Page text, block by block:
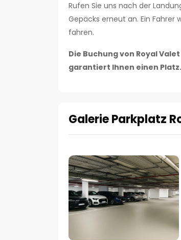
Rufen Sie uns nach der
Gepäcks erneut an. Ein
fahren.
Die Buchung von Royal
garantiert Ihnen einen Platz.
Galerie Parkplatz